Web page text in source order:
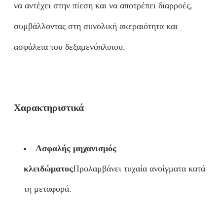
να αντέχει στην πίεση και να αποτρέπει διαρροές,
συμβάλλοντας στη συνολική ακεραιότητα και
ασφάλεια του δεξαμενόπλοιου.
Χαρακτηριστικά
Ασφαλής μηχανισμός
κλειδώματοςΠρολαμβάνει τυχαία ανοίγματα κατά
τη μεταφορά.